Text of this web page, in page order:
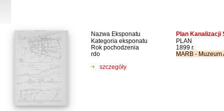
Nazwa Eksponatu Plan Kanalizacji
Kategoria eksponatu
PLAN
Rok pochodzenia
1899 r.
rdo
MARB -
szczegóły